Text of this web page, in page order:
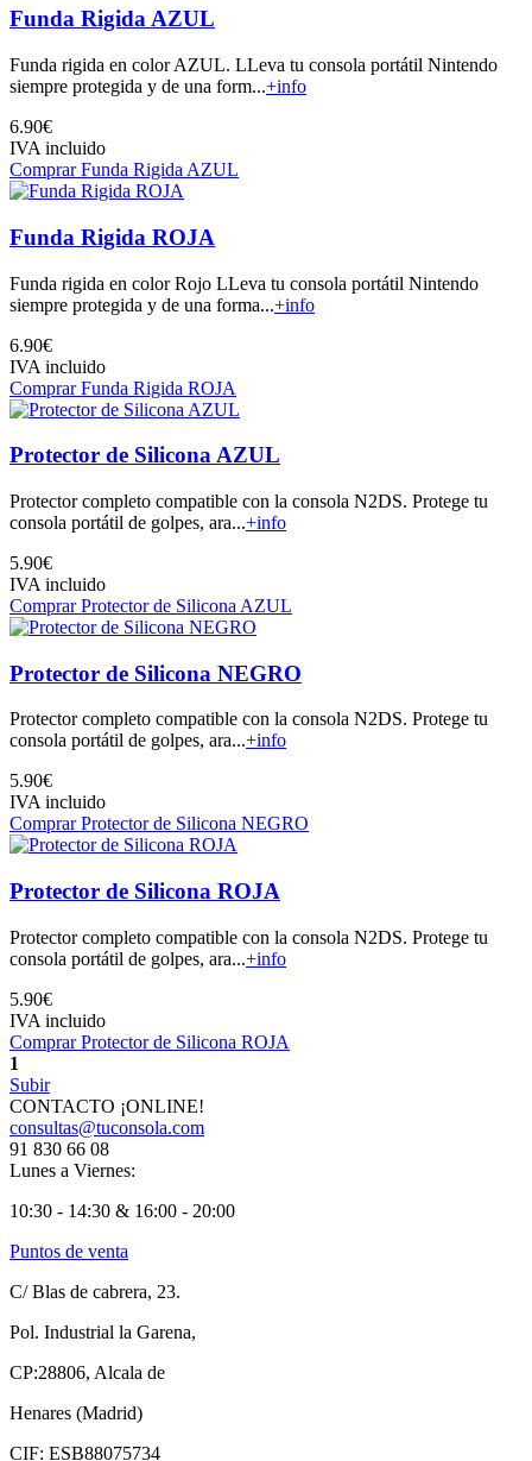
Funda Rigida AZUL
Funda rigida en color AZUL. LLeva tu consola portátil Nintendo
siempre protegida y de una form...+info
6.90€
IVA incluido
Comprar Funda Rigida AZUL
Funda Rigida ROJA
Funda rigida en color Rojo LLeva tu consola portátil Nintendo
siempre protegida y de una forma...+info
6.90€
IVA incluido
Comprar Funda Rigida ROJA
Protector de Silicona AZUL
Protector completo compatible con la consola N2DS. Protege tu
consola portátil de golpes, ara...+info
5.90€
IVA incluido
Comprar Protector de Silicona AZUL
Protector de Silicona NEGRO
Protector completo compatible con la consola N2DS. Protege tu
consola portátil de golpes, ara...+info
5.90€
IVA incluido
Comprar Protector de Silicona NEGRO
Protector de Silicona ROJA
Protector completo compatible con la consola N2DS. Protege tu
consola portátil de golpes, ara...+info
5.90€
IVA incluido
Comprar Protector de Silicona ROJA
1
Subir
CONTACTO ¡ONLINE!
consultas@tuconsola.com
91 830 66 08
Lunes a Viernes:
10:30 - 14:30 & 16:00 - 20:00
Puntos de venta
C/ Blas de cabrera, 23.
Pol. Industrial la Garena,
CP:28806, Alcala de
Henares (Madrid)
CIF: ESB88075734